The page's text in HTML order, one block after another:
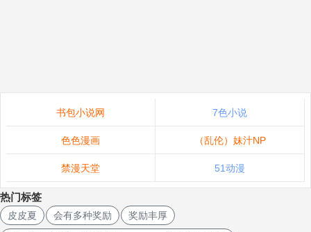
书包小说网 7色小说
色色漫画 （乱伦）妹汁NP
禁漫天堂 51动漫
热门标签
皮皮夏 会有多种奖励 奖励丰厚